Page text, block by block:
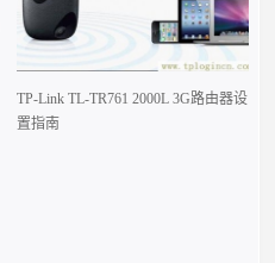
TP-Link TL-TR761 2000L 3G路由器设
置指南